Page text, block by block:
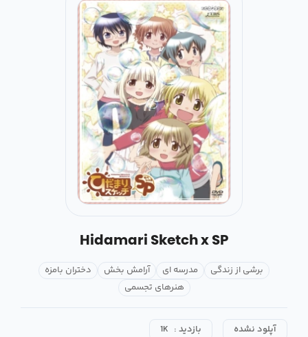
Hidamari Sketch x SP
برشی از زندگی مدرسه ای آرامش بخش
دختران بامزه
هنرهای تجسمی
آپلود نشده بازدید : 1K